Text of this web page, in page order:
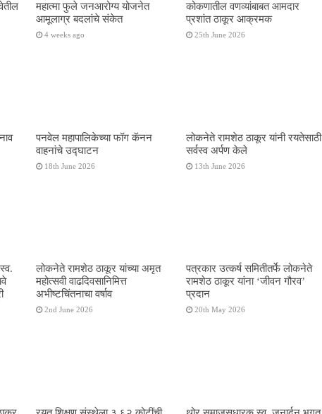
महात्मा फुले जनआरोग्य योजनेत
आमूलाग्र बदलांचे संकेत
4 weeks ago
कोकणातील वणव्यांबाबत आमदार
प्रशांत ठाकूर आक्रमक
25th June 2026
पनवेल महापालिकेच्या फॉग कॅनन
वाहनांचे उद्घाटन
18th June 2026
लोकनेते रामशेठ ठाकूर यांनी रयतेसाठी
सर्वस्व अर्पण केले
13th June 2026
लोकनेते रामशेठ ठाकूर यांच्या अमृत
महोत्सवी वाढदिवसानिमित्त
अभीष्टचिंतनाचा वर्षाव
2nd June 2026
पत्रकार उत्कर्ष समितीतर्फे लोकनेते
रामशेठ ठाकूर यांना ‌‘जीवन गौरव‌’
प्रदान
20th May 2026